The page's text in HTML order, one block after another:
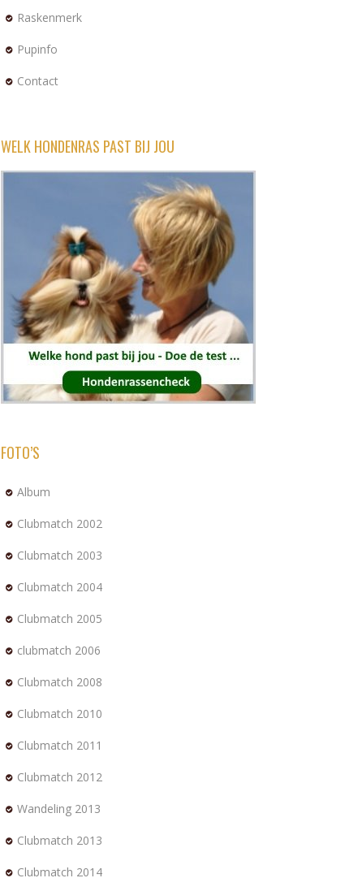
Raskenmerk
Pupinfo
Contact
WELK HONDENRAS PAST BIJ JOU
FOTO’S
Album
Clubmatch 2002
Clubmatch 2003
Clubmatch 2004
Clubmatch 2005
clubmatch 2006
Clubmatch 2008
Clubmatch 2010
Clubmatch 2011
Clubmatch 2012
Wandeling 2013
Clubmatch 2013
Clubmatch 2014